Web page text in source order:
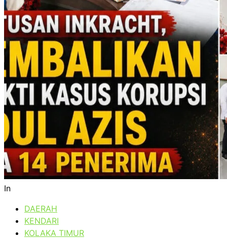
In
DAERAH
KENDARI
KOLAKA TIMUR